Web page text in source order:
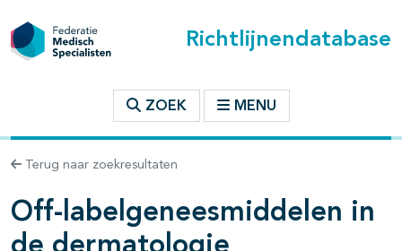
Richtlijnendatabase
ZOEK MENU
Terug naar zoekresultaten
Off-labelgeneesmiddelen in